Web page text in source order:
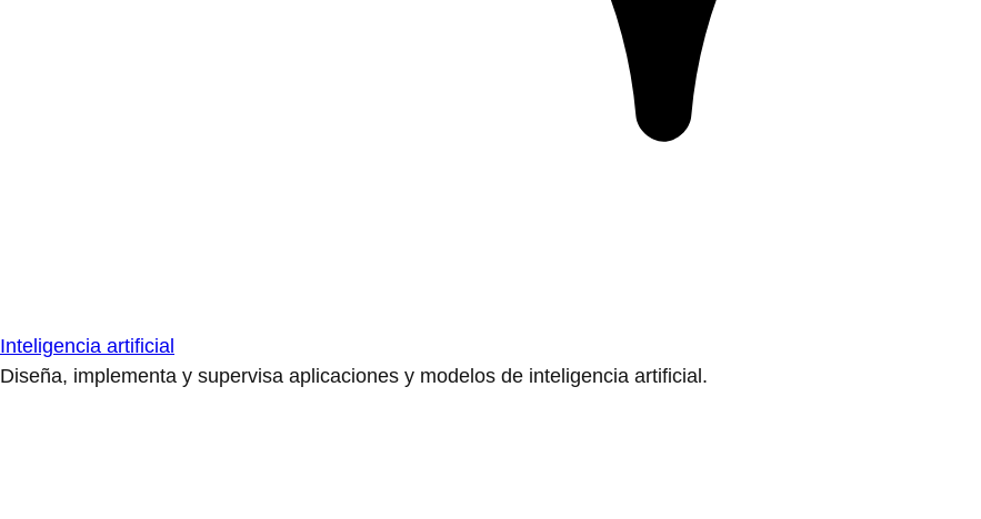
Inteligencia artificial
Diseña, implementa y supervisa aplicaciones y modelos de inteligencia artificial.